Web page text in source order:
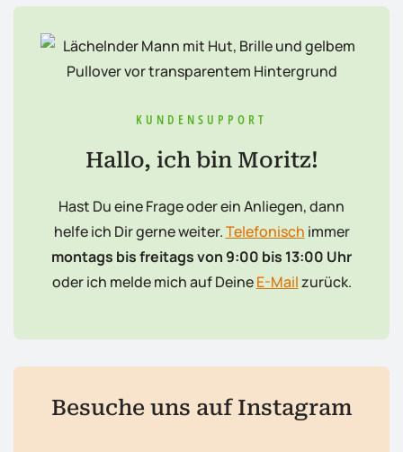
KUNDENSUPPORT
Hallo, ich bin Moritz!
Hast Du eine Frage oder ein Anliegen, dann
helfe ich Dir gerne weiter.Telefonisch immer
montags bis freitags von 9:00 bis 13:00 Uhr
oder ich melde mich auf DeineE-Mailzurück.
Besuche uns auf Instagram